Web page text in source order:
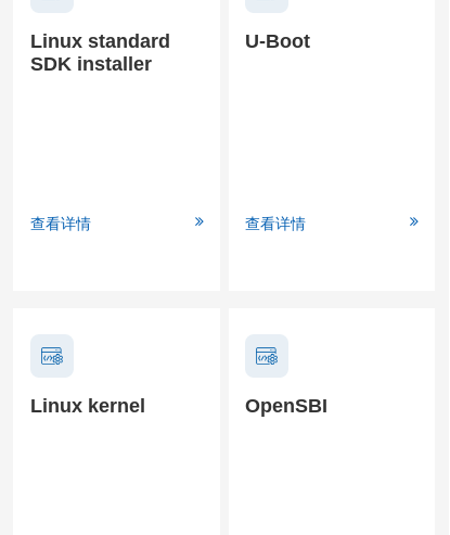
Linux standard
SDK installer
查看详情
U-Boot
查看详情
Linux kernel OpenSBI